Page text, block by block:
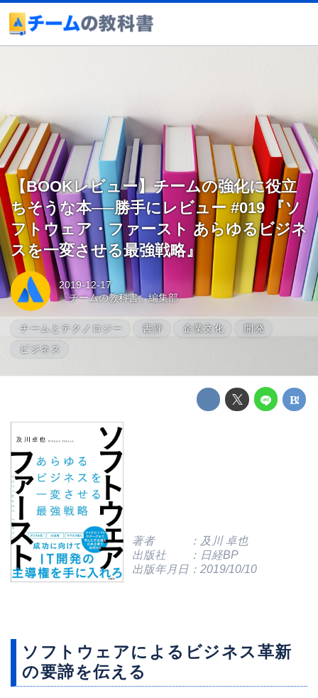
【BOOKレビュー】チームの強化に役立
ちそうな本──勝手にレビュー #019 『ソ
フトウェア・ファースト あらゆるビジネ
スを一変させる最強戦略』
2019-12-17
「チームの教科書」編集部
チームとテクノロジー 書評 企業文化
開発
ビジネス
著者 ：及川 卓也
出版社 ：日経BP
出版年月日：2019/10/10
ソフトウェアによるビジネス革新
の要諦を伝える